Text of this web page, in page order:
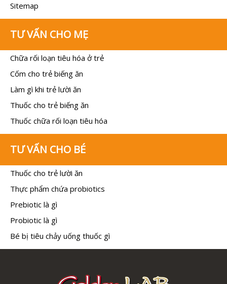
Sitemap
TƯ VẤN CHO MẸ
Chữa rối loạn tiêu hóa ở trẻ
Cốm cho trẻ biếng ăn
Làm gì khi trẻ lười ăn
Thuốc cho trẻ biếng ăn
Thuốc chữa rối loạn tiêu hóa
TƯ VẤN CHO BÉ
Thuốc cho trẻ lười ăn
Thực phẩm chứa probiotics
Prebiotic là gì
Probiotic là gì
Bé bị tiêu chảy uống thuốc gì